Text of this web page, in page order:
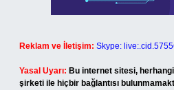
Reklam ve İletişim: Skype:
Yasal Uyarı: Bu internet sitesi,
şirketi ile hiçbir bağlantısı